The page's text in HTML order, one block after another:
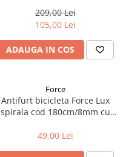
209,00 Lei
105,00 Lei
ADAUGA IN COS
Force
Antifurt bicicleta Force Lux
spirala cod 180cm/8mm cu
49,00 Lei